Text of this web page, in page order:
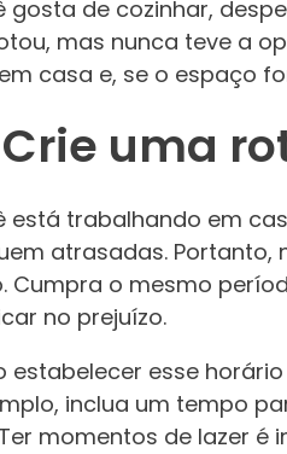
gosta de cozinhar,
mas nunca teve a
casa e, se o espaço
uma
está trabalhando em
atrasadas.
Cumpra o mesmo
no prejuízo.
estabelecer esse
inclua um tempo
momentos de lazer